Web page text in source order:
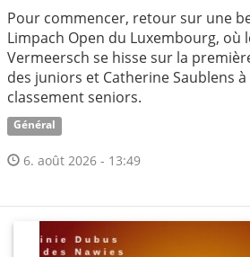
Pour commencer, retour sur une
Limpach Open du Luxembourg, où
Vermeersch se hisse sur la
des juniors et Catherine Saublens à
classement seniors.
Général
6. août 2026 - 13:49